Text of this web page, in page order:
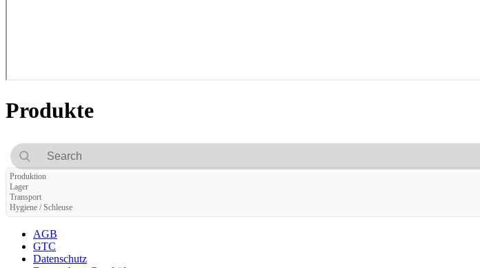
Produkte
Produktion
Lager
Transport
Hygiene / Schleuse
AGB
GTC
Datenschutz